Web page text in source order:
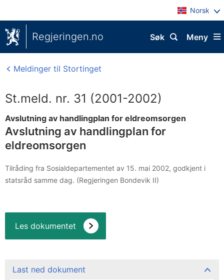
Norsk
Regjeringen.no Meny
Søk
Meldinger til Stortinget
St.meld. nr. 31 (2001-2002)
Avslutning av handlingplan for eldreomsorgen
Avslutning av handlingplan for
eldreomsorgen
Tilråding fra Sosialdepartementet av 15. mai 2002, godkjent i
statsråd samme dag. (Regjeringen Bondevik II)
Les dokumentet
Last ned dokument